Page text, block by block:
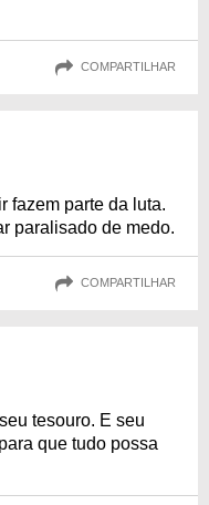
COMPARTILHAR
fazem parte da luta.
paralisado de medo.
COMPARTILHAR
tesouro. E seu
que tudo possa